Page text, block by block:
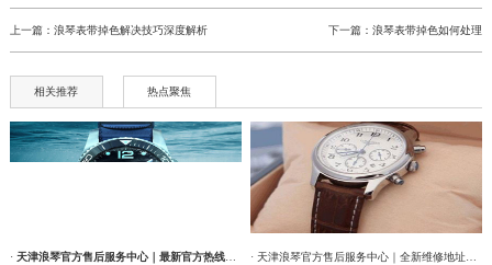
上一篇： 浪琴表带掉色解决技巧深度解析 下一篇：浪琴表带掉色如何处理
相关推荐 热点聚焦
· 天津浪琴官方售后服务中心｜最新官方热线及维修地址权威信息通告（2026年7月最新）